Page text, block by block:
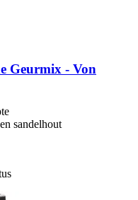
Geurmix -​ Von
sandelhout